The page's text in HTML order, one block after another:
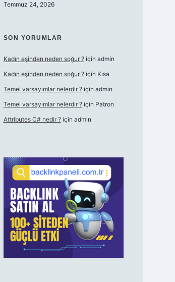
Temmuz 24, 2026
SON YORUMLAR
Kadın eşinden neden soğur ?için admin
Kadın eşinden neden soğur ?için Kısa
Temel varsayımlar nelerdir ?için admin
Temel varsayımlar nelerdir ?için Patron
Attributes C# nedir ?için admin